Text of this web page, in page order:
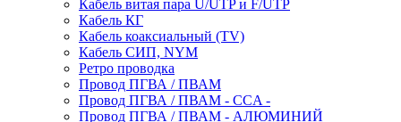
Кабель витая пара U/UTP и F/UTP
Кабель КГ
Кабель коаксиальный (TV)
Кабель СИП, NYM
Ретро проводка
Провод ПГВА / ПВАМ
Провод ПГВА / ПВАМ - CCA -
Провод ПГВА / ПВАМ - АЛЮМИНИЙ